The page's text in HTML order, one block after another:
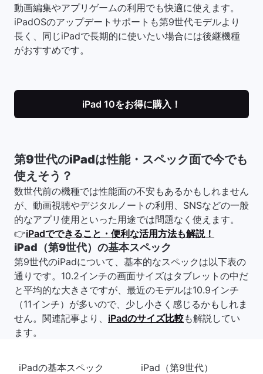
動画編集やアプリゲームの利用でも快適に使えます。
iPadOSのアップデートサポートも第9世代モデルより
長く、同じiPadで長期的に使いたい場合には後継機種
がおすすめです。
iPad 10をお得に購入！
第9世代のiPadは性能・スペック面で今でも
使えそう？
数世代前の機種では性能面の不安もあるかもしれません
が、動画視聴やデジタルノートの利用、SNSなどの一般
的なアプリ使用といった用途では問題なく使えます。
👉iPadでできること・便利な活用方法も解説！
iPad（第9世代）の基本スペック
第9世代のiPadについて、基本的なスペックは以下表の
通りです。10.2インチの画面サイズはタブレットの中だ
と平均的な大きさですが、最近のモデルは10.9インチ
（11インチ）が多いので、少し小さく感じるかもしれま
せん。関連記事より、 iPadのサイズ比較も解説してい
ます。
iPadの基本スペック iPad（第9世代）